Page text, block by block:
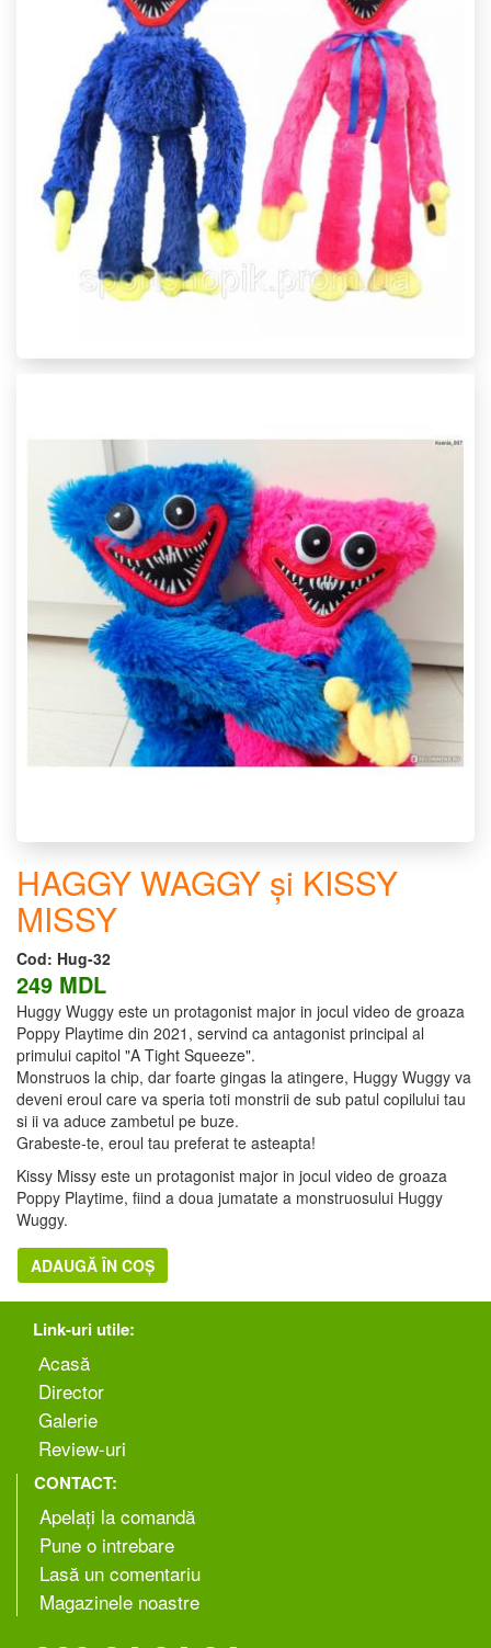
HAGGY WAGGY și KISSY
MISSY
Cod: Hug-32
249 MDL
Huggy Wuggy este un protagonist major in jocul video de groaza
Poppy Playtime din 2021, servind ca antagonist principal al
primului capitol "A Tight Squeeze".
Monstruos la chip, dar foarte gingas la atingere, Huggy Wuggy va
deveni eroul care va speria toti monstrii de sub patul copilului tau
si ii va aduce zambetul pe buze.
Grabeste-te, eroul tau preferat te asteapta!
Kissy Missy este un protagonist major in jocul video de groaza
Poppy Playtime, fiind a doua jumatate a monstruosului Huggy
Wuggy.
ADAUGĂ ÎN COȘ
Link-uri utile:
Аcasă
Director
Galerie
Review-uri
CONTACT:
Apelați la comandă
Pune o intrebare
Lasă un comentariu
Magazinele noastre